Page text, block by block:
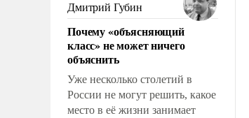
Дмитрий Губин
Почему «объясняющий
класс» не может ничего
объяснить
Уже несколько столетий в
России не могут решить, какое
место в её жизни занимает